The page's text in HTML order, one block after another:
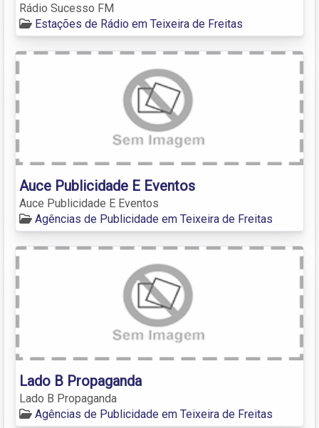
Rádio Sucesso FM
Estações de Rádio em Teixeira de Freitas
Auce Publicidade E Eventos
Auce Publicidade E Eventos
Agências de Publicidade em Teixeira de Freitas
Lado B Propaganda
Lado B Propaganda
Agências de Publicidade em Teixeira de Freitas